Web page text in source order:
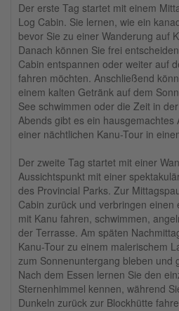
Der erste Tag startet mit einem
Log Cabin. Sie lernen, wie ein
bevor Sie zu einer Wanderung auf
Danach können Sie frei
Cabin entspannen oder weiter auf
fahren möchten. Anschließend
einem kalten Getränk auf dem
See schwimmen oder die Zeit in
Abends gibt es ein hausgemachtes
einer nächtlichen Kanu-Tour in
Der zweite Tag startet mit einer
Aussichtspunkt mit einer
des Provincial Parks. Zur
Cabin zurück und verbringen einen
mit Kanu fahren, schwimmen,
der Terrasse. Am späten
Kanu-Tour zu einem malerischem
zum Sonnenuntergang bleben und
Nach dem Essen lernen Sie den
Sternenhimmel kennen, während
Dunkeln zurück zur Blockhütte